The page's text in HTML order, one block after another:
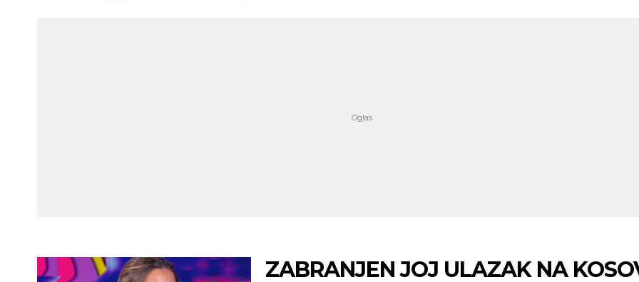
ZABRANJEN JOJ ULAZAK NA